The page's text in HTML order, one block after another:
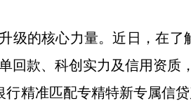
级的核心力量。近日，在了
款、科创实力及信用资质
行精准匹配专精特新专属信